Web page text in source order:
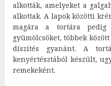
alkották, amelyeket a
alkottak. A lapok közötti
magára a tortára pedig
gyümölcsöket, többek
díszítés gyanánt. A
kenyértésztából készült,
remekeként.